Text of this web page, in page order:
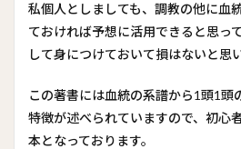
私個人としましても、調教の他に血
ておければ予想に活用できると思っ
して身につけておいて損はないと思い
この著書には血統の系譜から1頭1頭
特徴が述べられていますので、初心
本となっております。